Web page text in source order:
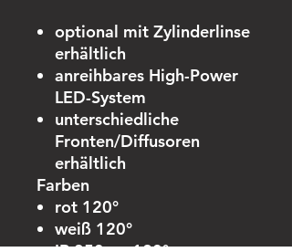
optional mit Zylinderlinse
erhältlich
anreihbares High-Power
LED-System
unterschiedliche
Fronten/Diffusoren
erhältlich
Farben
rot 120°
weiß 120°